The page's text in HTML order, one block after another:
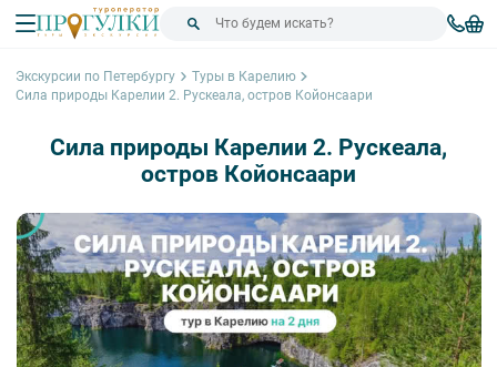
Экскурсии по Петербургу
Туры в Карелию
Сила природы Карелии 2. Рускеала, остров Койонсаари
Сила природы Карелии 2. Рускеала,
остров Койонсаари